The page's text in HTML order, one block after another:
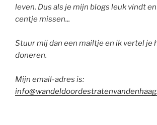
leven. Dus als je mijn blogs leuk vindt
centje missen...
Stuur mij dan een mailtje en ik vertel je
doneren.
Mijn email-adres is: